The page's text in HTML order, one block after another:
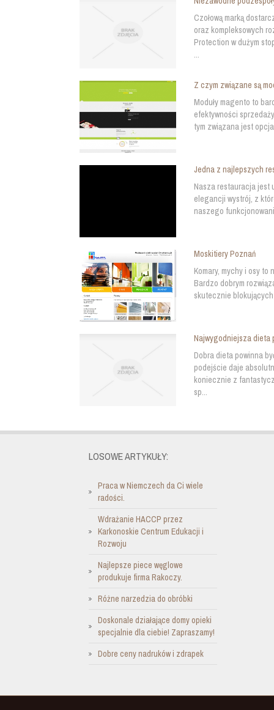
Czołową marką
oraz kompleksowych
Protection w dużym
...
Z czym związane są
Moduły magento to
efektywności
tym związana jest
Jedna z najlepszych
Nasza restauracja jest
elegancji wystrój, z
naszego
Moskitiery Poznań
Komary, mychy i osy
Bardzo dobrym
skutecznie
Najwygodniejsza dieta
Dobra dieta powinna
podejście daje
koniecznie z
sp...
LOSOWE ARTYKUŁY:
Praca w Niemczech da Ci wiele
radości.
Wdrażanie HACCP przez
Karkonoskie Centrum Edukacji i
Rozwoju
Najlepsze piece węglowe
produkuje firma Rakoczy.
Różne narzedzia do obróbki
Doskonale działające domy opieki
specjalnie dla ciebie! Zapraszamy!
Dobre ceny nadruków i zdrapek